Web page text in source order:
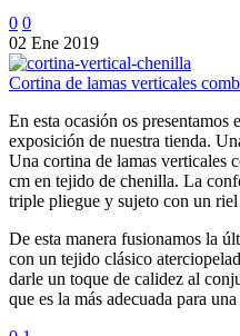
0 0
02 Ene 2019
Cortina de lamas verticales
En esta ocasión os
exposición de nuestra tienda.
Una cortina de lamas verticales
cm en tejido de chenilla. La
triple pliegue y sujeto con un
De esta manera fusionamos la
con un tejido clásico
darle un toque de calidez al
que es la más adecuada para una